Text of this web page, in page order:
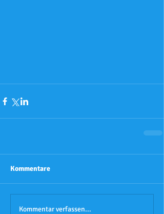
Kommentare
Kommentar verfassen...